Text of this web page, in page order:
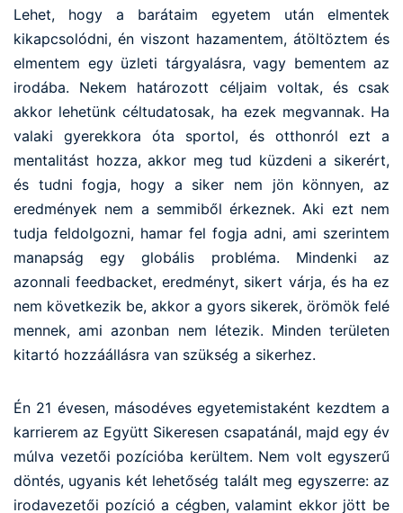
Lehet, hogy a barátaim egyetem után elmentek
kikapcsolódni, én viszont hazamentem, átöltöztem és
elmentem egy üzleti tárgyalásra, vagy bementem az
irodába. Nekem határozott céljaim voltak, és csak
akkor lehetünk céltudatosak, ha ezek megvannak. Ha
valaki gyerekkora óta sportol, és otthonról ezt a
mentalitást hozza, akkor meg tud küzdeni a sikerért,
és tudni fogja, hogy a siker nem jön könnyen, az
eredmények nem a semmiből érkeznek. Aki ezt nem
tudja feldolgozni, hamar fel fogja adni, ami szerintem
manapság egy globális probléma. Mindenki az
azonnali feedbacket, eredményt, sikert várja, és ha ez
nem következik be, akkor a gyors sikerek, örömök felé
mennek, ami azonban nem létezik. Minden területen
kitartó hozzáállásra van szükség a sikerhez.
Én 21 évesen, másodéves egyetemistaként kezdtem a
karrierem az Együtt Sikeresen csapatánál, majd egy év
múlva vezetői pozícióba kerültem. Nem volt egyszerű
döntés, ugyanis két lehetőség talált meg egyszerre: az
irodavezetői pozíció a cégben, valamint ekkor jött be